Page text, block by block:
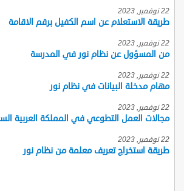
22 نوفمبر, 2023
طريقة الاستعلام عن اسم الكفيل برقم الاقامة
22 نوفمبر, 2023
من المسؤول عن نظام نور في المدرسة
22 نوفمبر, 2023
مهام مدخلة البيانات في نظام نور
22 نوفمبر, 2023
مجالات العمل التطوعي في المملكة العربية
22 نوفمبر, 2023
طريقة استخراج تعريف معلمة من نظام نور